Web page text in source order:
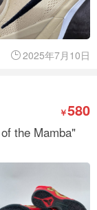
2025年7月10日
￥580
the Mamba"